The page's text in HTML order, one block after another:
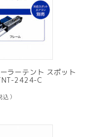
ラーテント スポット
2424-C
）